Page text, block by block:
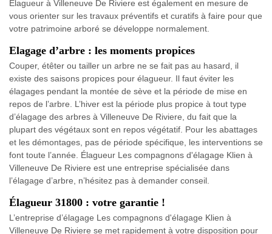
Elagueur à Villeneuve De Riviere est également en mesure de
vous orienter sur les travaux préventifs et curatifs à faire pour que
votre patrimoine arboré se développe normalement.
Elagage d’arbre : les moments propices
Couper, étêter ou tailler un arbre ne se fait pas au hasard, il
existe des saisons propices pour élagueur. Il faut éviter les
élagages pendant la montée de sève et la période de mise en
repos de l’arbre. L’hiver est la période plus propice à tout type
d’élagage des arbres à Villeneuve De Riviere, du fait que la
plupart des végétaux sont en repos végétatif. Pour les abattages
et les démontages, pas de période spécifique, les interventions se
font toute l’année. Élagueur Les compagnons d'élagage Klien à
Villeneuve De Riviere est une entreprise spécialisée dans
l’élagage d’arbre, n’hésitez pas à demander conseil.
Élagueur 31800 : votre garantie !
L’entreprise d’élagage Les compagnons d'élagage Klien à
Villeneuve De Riviere se met rapidement à votre disposition pour